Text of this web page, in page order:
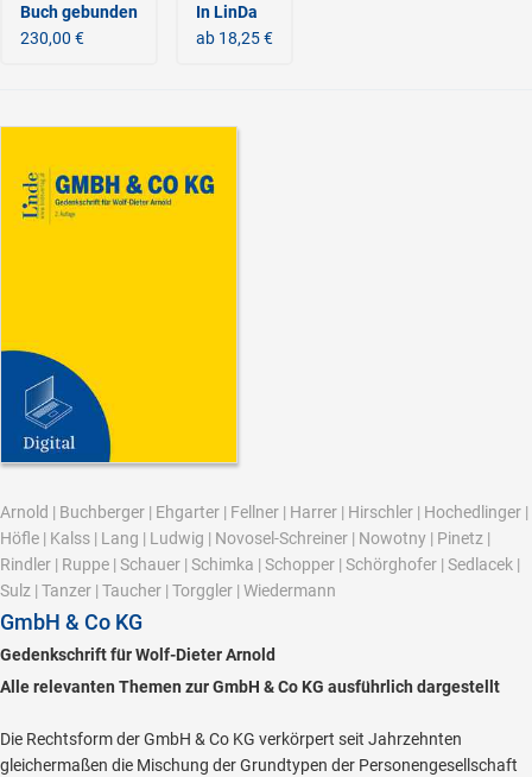
Buch gebunden
230,00 €
In LinDa
ab 18,25 €
Arnold | Buchberger | Ehgarter | Fellner | Harrer | Hirschler | Hochedlinger |
Höfle | Kalss | Lang | Ludwig | Novosel-Schreiner | Nowotny | Pinetz |
Rindler | Ruppe | Schauer | Schimka | Schopper | Schörghofer | Sedlacek |
Sulz | Tanzer | Taucher | Torggler | Wiedermann
GmbH & Co KG
Gedenkschrift für Wolf-Dieter Arnold
Alle relevanten Themen zur GmbH & Co KG ausführlich dargestellt
Die Rechtsform der GmbH & Co KG verkörpert seit Jahrzehnten
gleichermaßen die Mischung der Grundtypen der Personengesellschaft